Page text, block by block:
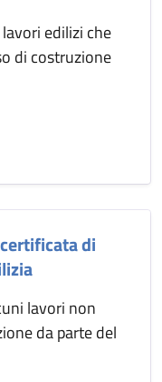
edilizi che
di costruzione
di
lavori non
da parte del